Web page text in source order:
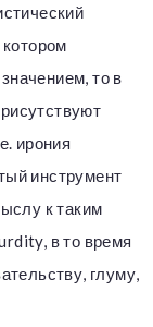
то в
ирония
инструмент
к таким
в то время
глуму,